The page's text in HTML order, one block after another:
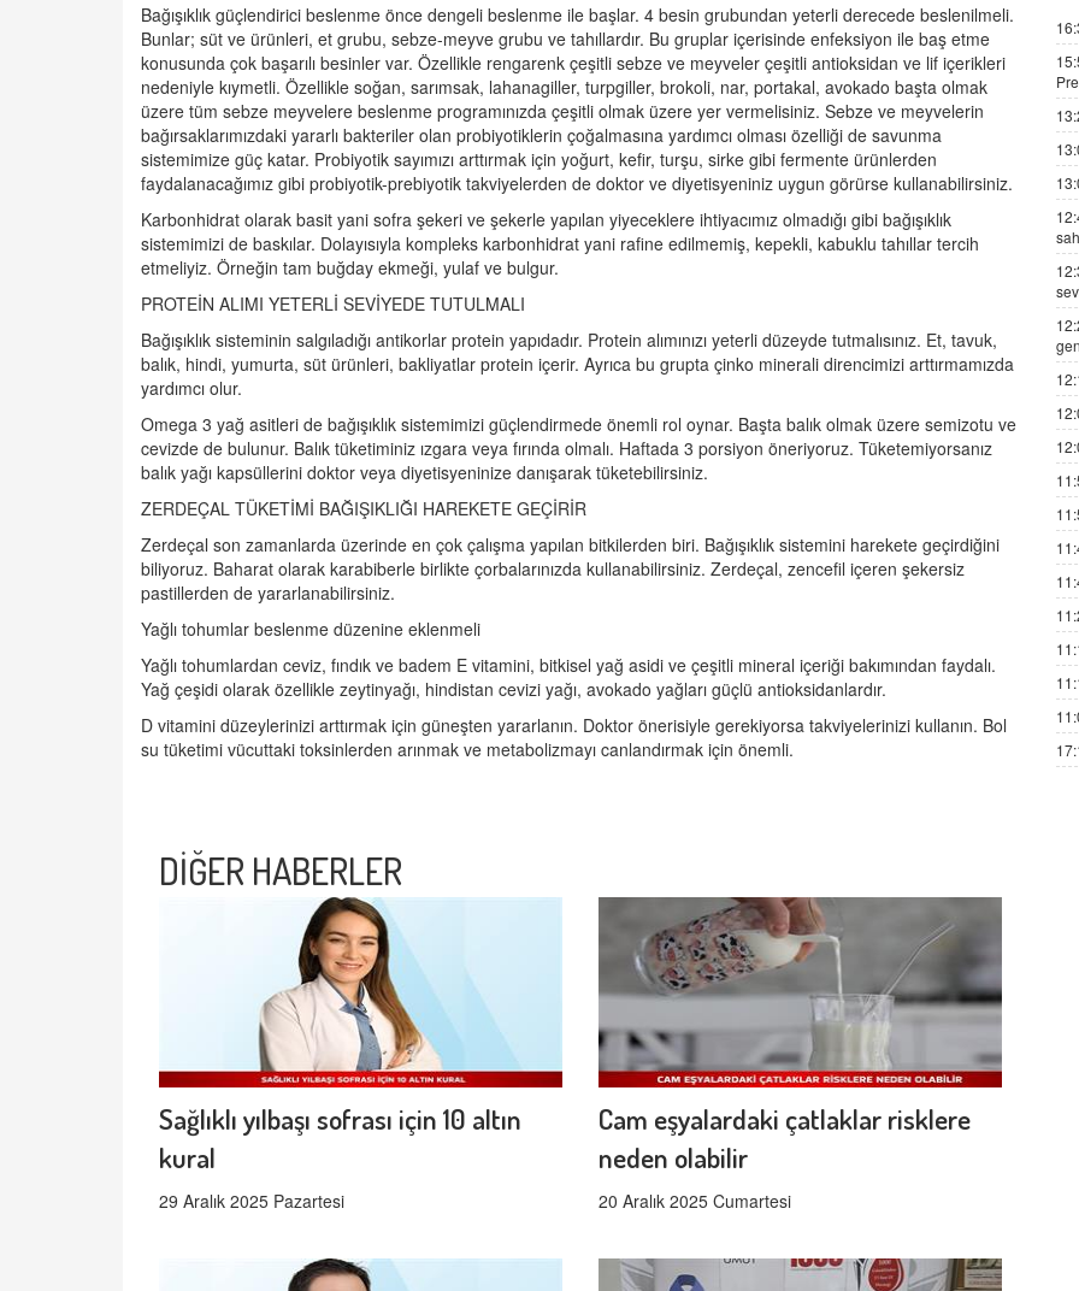
Bağışıklık güçlendirici beslenme önce dengeli beslenme ile başlar. 4 besin grubundan yeterli derecede beslenilmeli.
Bunlar; süt ve ürünleri, et grubu, sebze-meyve grubu ve tahıllardır. Bu gruplar içerisinde enfeksiyon ile baş etme
konusunda çok başarılı besinler var. Özellikle rengarenk çeşitli sebze ve meyveler çeşitli antioksidan ve lif içerikleri
nedeniyle kıymetli. Özellikle soğan, sarımsak, lahanagiller, turpgiller, brokoli, nar, portakal, avokado başta olmak
üzere tüm sebze meyvelere beslenme programınızda çeşitli olmak üzere yer vermelisiniz. Sebze ve meyvelerin
bağırsaklarımızdaki yararlı bakteriler olan probiyotiklerin çoğalmasına yardımcı olması özelliği de savunma
sistemimize güç katar. Probiyotik sayımızı arttırmak için yoğurt, kefir, turşu, sirke gibi fermente ürünlerden
faydalanacağımız gibi probiyotik-prebiyotik takviyelerden de doktor ve diyetisyeniniz uygun görürse kullanabilirsiniz.
Karbonhidrat olarak basit yani sofra şekeri ve şekerle yapılan yiyeceklere ihtiyacımız olmadığı gibi bağışıklık
sistemimizi de baskılar. Dolayısıyla kompleks karbonhidrat yani rafine edilmemiş, kepekli, kabuklu tahıllar tercih
etmeliyiz. Örneğin tam buğday ekmeği, yulaf ve bulgur.
PROTEİN ALIMI YETERLİ SEVİYEDE TUTULMALI
Bağışıklık sisteminin salgıladığı antikorlar protein yapıdadır. Protein alımınızı yeterli düzeyde tutmalısınız. Et, tavuk,
balık, hindi, yumurta, süt ürünleri, bakliyatlar protein içerir. Ayrıca bu grupta çinko minerali direncimizi arttırmamızda
yardımcı olur.
Omega 3 yağ asitleri de bağışıklık sistemimizi güçlendirmede önemli rol oynar. Başta balık olmak üzere semizotu ve
cevizde de bulunur. Balık tüketiminiz ızgara veya fırında olmalı. Haftada 3 porsiyon öneriyoruz. Tüketemiyorsanız
balık yağı kapsüllerini doktor veya diyetisyeninize danışarak tüketebilirsiniz.
ZERDEÇAL TÜKETİMİ BAĞIŞIKLIĞI HAREKETE GEÇİRİR
Zerdeçal son zamanlarda üzerinde en çok çalışma yapılan bitkilerden biri. Bağışıklık sistemini harekete geçirdiğini
biliyoruz. Baharat olarak karabiberle birlikte çorbalarınızda kullanabilirsiniz. Zerdeçal, zencefil içeren şekersiz
pastillerden de yararlanabilirsiniz.
Yağlı tohumlar beslenme düzenine eklenmeli
Yağlı tohumlardan ceviz, fındık ve badem E vitamini, bitkisel yağ asidi ve çeşitli mineral içeriği bakımından faydalı.
Yağ çeşidi olarak özellikle zeytinyağı, hindistan cevizi yağı, avokado yağları güçlü antioksidanlardır.
D vitamini düzeylerinizi arttırmak için güneşten yararlanın. Doktor önerisiyle gerekiyorsa takviyelerinizi kullanın. Bol
su tüketimi vücuttaki toksinlerden arınmak ve metabolizmayı canlandırmak için önemli.
DİĞER HABERLER
Sağlıklı yılbaşı sofrası için 10 altın
kural
29 Aralık 2025 Pazartesi
Cam eşyalardaki çatlaklar risklere
neden olabilir
20 Aralık 2025 Cumartesi